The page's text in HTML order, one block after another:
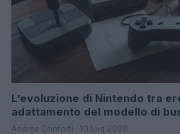
L’evoluzione di Nintendo tra
adattamento del modello di
Andrea Conforti · 10 Lug 2026